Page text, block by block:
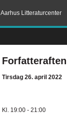
Aarhus Litteraturcenter
Tirsdag 26. april 2022
Kl. 19:00 - 21:00